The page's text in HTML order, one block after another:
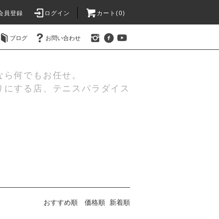
員登録 ログイン カート(0)
ブログ お問い合わせ
何でもお任せ。
にする店、テニスパラダイス
おすすめ順 価格順 新着順